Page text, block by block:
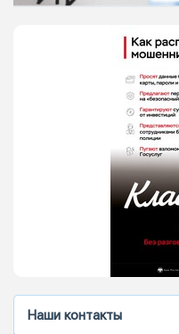
Наши контакты